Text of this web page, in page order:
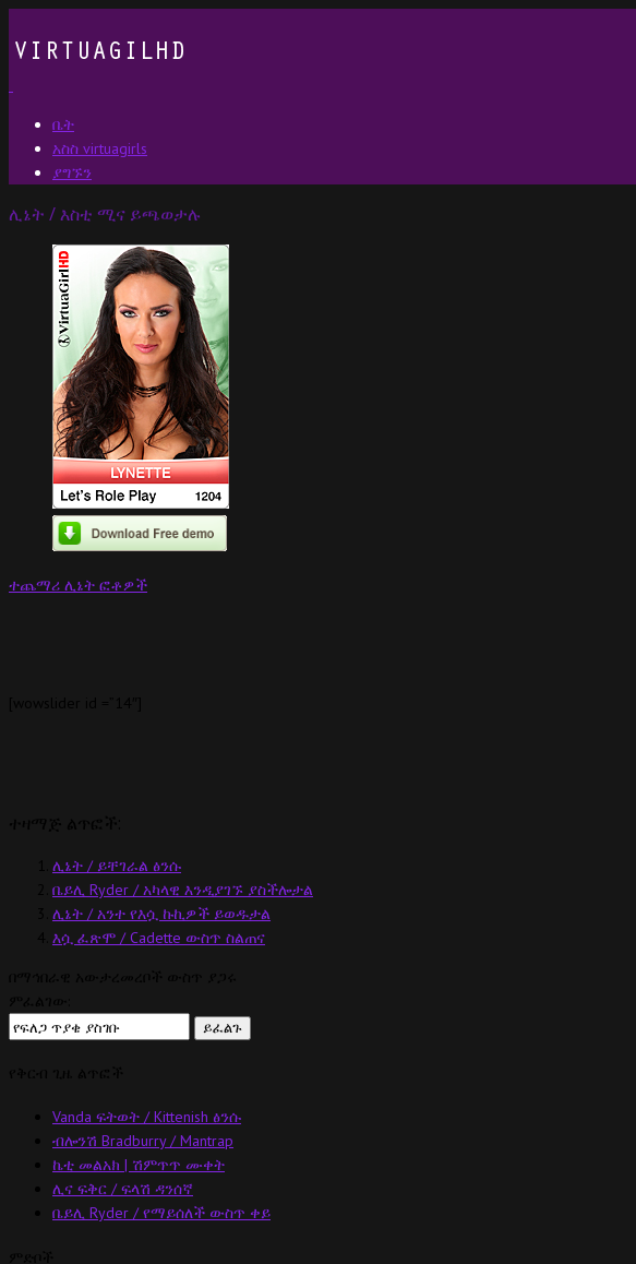
ቤት
አስስ virtuagirls
ያግኙን
ሊኔት / እስቲ ሚና ይጫወታሉ
ተጨማሪ ሊኔት ፎቶዎች
ሊኔት / ይቸገራል ፅንሱ
ቤይሊ Ryder / አካላዊ እንዲያገኙ ያስችሎታል
ሊኔት / አንተ የእሷ ኩኪዎች ይወዱታል
እሷ ፈጽሞ / Cadette ውስጥ ስልጠና
Vanda ፍትወት / Kittenish ፅንሱ
ብሎንሽ Bradburry / Mantrap
ኬቲ መልአክ | ሽምጥጥ ሙቀት
ሊና ፍቅር / ፍላሽ ዳንሰኛ
ቤይሊ Ryder / የማይሰለች ውስጥ ቀይ